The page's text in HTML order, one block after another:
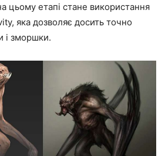
цьому етапі стане використання
яка дозволяє досить точно
і зморшки.